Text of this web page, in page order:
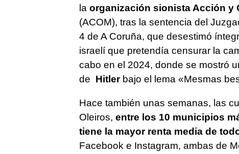
la organización sionista Acción y
(ACOM), tras la sentencia del
4 de A Coruña, que desestimó
israelí que pretendía censurar la
cabo en el 2024, donde se mostró
de Hitlerbajo el lema «Mesmas
Hace también unas semanas, las
Oleiros, entre los 10 municipios
tiene la mayor renta media de
Facebook e Instagram, ambas de